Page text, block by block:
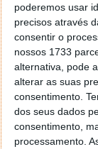
poderemos usar
precisos através
consentir o
nossos 1733
alternativa, pode
alterar as suas
consentimento.
dos seus dados
consentimento,
processamento.
Como a IA
Fabricado
tem
baralho e é
um ECG dos
seu microfone
coração.